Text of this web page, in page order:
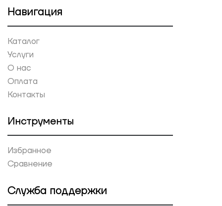
Навигация
Каталог
Услуги
О нас
Оплата
Контакты
Инструменты
Избранное
Сравнение
Служба поддержки